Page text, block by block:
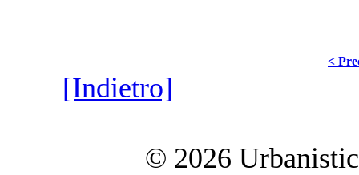
<
[Indietro]
© 2026